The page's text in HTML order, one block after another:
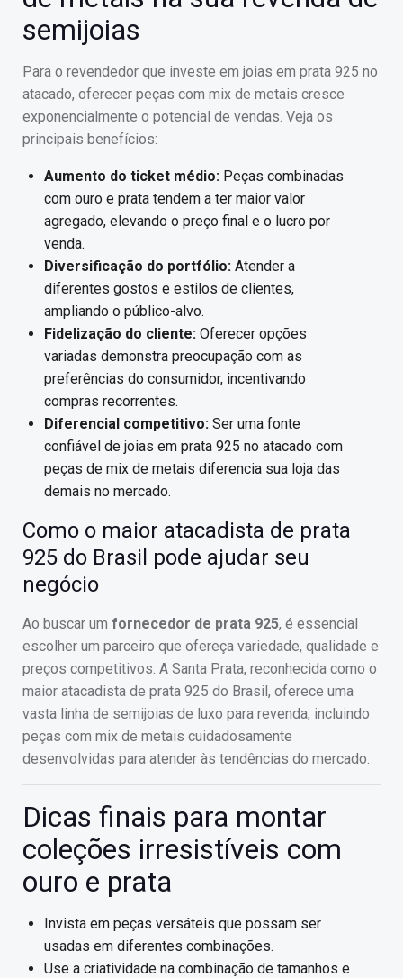
semijoias
Para o revendedor que investe em joias em prata 925 no
atacado, oferecer peças com mix de metais cresce
exponencialmente o potencial de vendas. Veja os
principais benefícios:
Aumento do ticket médio: Peças combinadas
com ouro e prata tendem a ter maior valor
agregado, elevando o preço final e o lucro por
venda.
Diversificação do portfólio: Atender a
diferentes gostos e estilos de clientes,
ampliando o público-alvo.
Fidelização do cliente: Oferecer opções
variadas demonstra preocupação com as
preferências do consumidor, incentivando
compras recorrentes.
Diferencial competitivo: Ser uma fonte
confiável de joias em prata 925 no atacado com
peças de mix de metais diferencia sua loja das
demais no mercado.
Como o maior atacadista de prata
925 do Brasil pode ajudar seu
negócio
Ao buscar um fornecedor de prata 925, é essencial
escolher um parceiro que ofereça variedade, qualidade e
preços competitivos. A Santa Prata, reconhecida como o
maior atacadista de prata 925 do Brasil, oferece uma
vasta linha de semijoias de luxo para revenda, incluindo
peças com mix de metais cuidadosamente
desenvolvidas para atender às tendências do mercado.
Dicas finais para montar
coleções irresistíveis com
ouro e prata
Invista em peças versáteis que possam ser
usadas em diferentes combinações.
Use a criatividade na combinação de tamanhos e